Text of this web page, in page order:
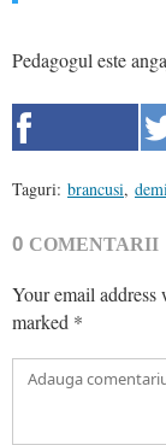
Pedagogul este
Taguri: brancusi,
0 COMENTARII
Your email
marked *